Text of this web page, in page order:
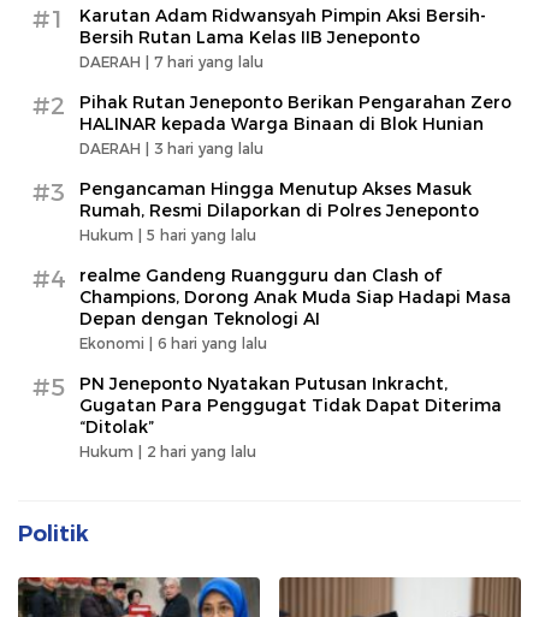
#1
Karutan Adam Ridwansyah Pimpin Aksi Bersih-
Bersih Rutan Lama Kelas IIB Jeneponto
DAERAH | 7 hari yang lalu
#2
Pihak Rutan Jeneponto Berikan Pengarahan Zero
HALINAR kepada Warga Binaan di Blok Hunian
DAERAH | 3 hari yang lalu
#3
Pengancaman Hingga Menutup Akses Masuk
Rumah, Resmi Dilaporkan di Polres Jeneponto
Hukum | 5 hari yang lalu
#4
realme Gandeng Ruangguru dan Clash of
Champions, Dorong Anak Muda Siap Hadapi Masa
Depan dengan Teknologi AI
Ekonomi | 6 hari yang lalu
#5
PN Jeneponto Nyatakan Putusan Inkracht,
Gugatan Para Penggugat Tidak Dapat Diterima
“Ditolak”
Hukum | 2 hari yang lalu
Politik